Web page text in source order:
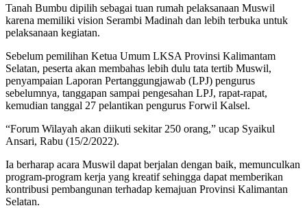
Tanah Bumbu dipilih sebagai tuan rumah pelaksanaan Muswil
karena memiliki vision Serambi Madinah dan lebih terbuka untuk
pelaksanaan kegiatan.
Sebelum pemilihan Ketua Umum LKSA Provinsi Kalimantam
Selatan, peserta akan membahas lebih dulu tata tertib Muswil,
penyampaian Laporan Pertanggungjawab (LPJ) pengurus
sebelumnya, tanggapan sampai pengesahan LPJ, rapat-rapat,
kemudian tanggal 27 pelantikan pengurus Forwil Kalsel.
“Forum Wilayah akan diikuti sekitar 250 orang,” ucap Syaikul
Ansari, Rabu (15/2/2022).
Ia berharap acara Muswil dapat berjalan dengan baik, memunculkan
program-program kerja yang kreatif sehingga dapat memberikan
kontribusi pembangunan terhadap kemajuan Provinsi Kalimantan
Selatan.